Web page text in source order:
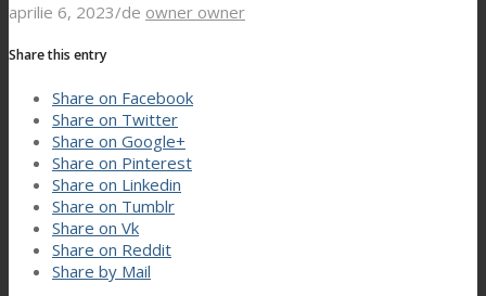
aprilie 6, 2023/de owner owner
Share this entry
Share on Facebook
Share on Twitter
Share on Google+
Share on Pinterest
Share on Linkedin
Share on Tumblr
Share on Vk
Share on Reddit
Share by Mail